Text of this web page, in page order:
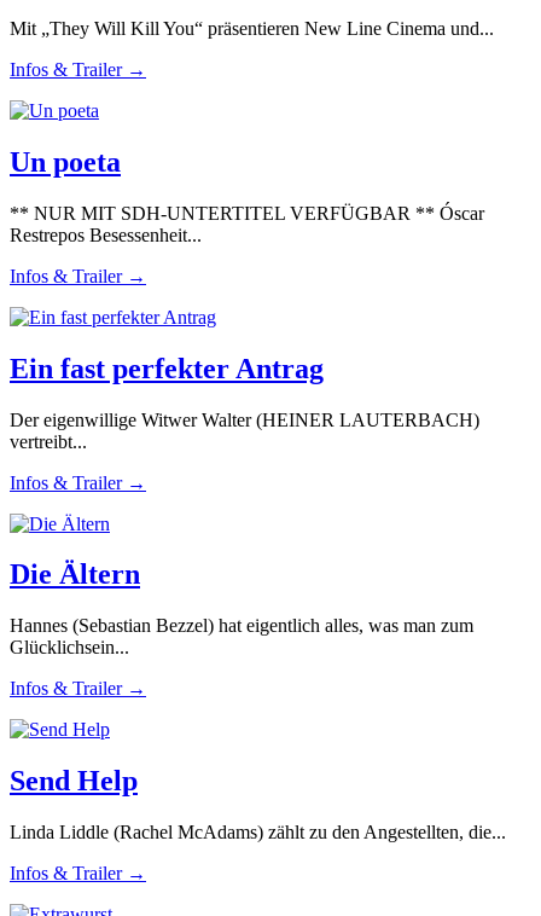
Mit „They Will Kill You“ präsentieren New Line Cinema und...
Infos & Trailer →
Un poeta
** NUR MIT SDH-UNTERTITEL VERFÜGBAR ** Óscar
Restrepos Besessenheit...
Infos & Trailer →
Ein fast perfekter Antrag
Der eigenwillige Witwer Walter (HEINER LAUTERBACH)
vertreibt...
Infos & Trailer →
Die Ältern
Hannes (Sebastian Bezzel) hat eigentlich alles, was man zum
Glücklichsein...
Infos & Trailer →
Send Help
Linda Liddle (Rachel McAdams) zählt zu den Angestellten, die...
Infos & Trailer →